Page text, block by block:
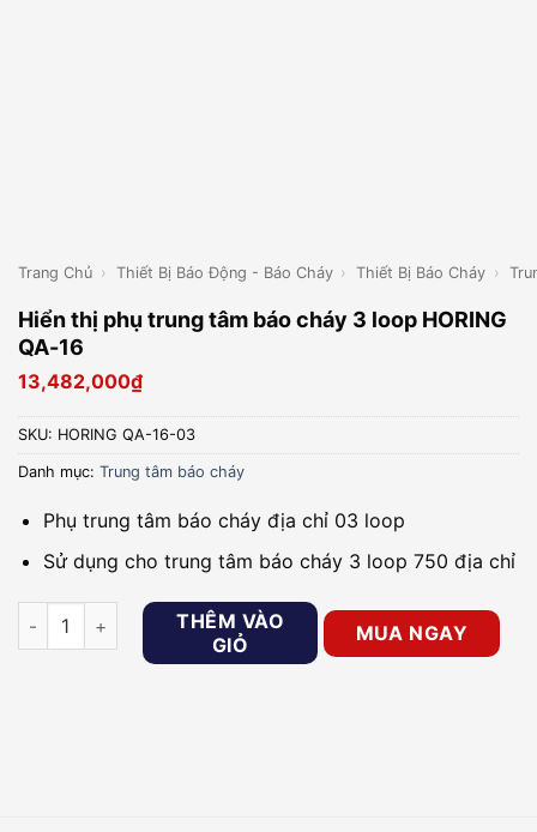
Trang Chủ › Thiết Bị Báo Động - Báo Cháy › Thiết Bị Báo Cháy ›
Hiển thị phụ trung tâm báo cháy 3 loop HORING
QA-16
13,482,000₫
SKU: HORING QA-16-03
Danh mục: Trung tâm báo cháy
Phụ trung tâm báo cháy địa chỉ 03 loop
Sử dụng cho trung tâm báo cháy 3 loop 750 địa chỉ
Hiển thị phụ trung tâm báo cháy 3 loop HORING QA-16 số
THÊM VÀO
GIỎ
MUA NGAY